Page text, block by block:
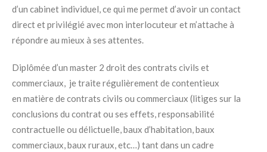
d’un cabinet individuel, ce qui me permet d’avoir un contact
direct et privilégié avec mon interlocuteur et m’attache à
répondre au mieux à ses attentes.
Diplômée d’un master 2 droit des contrats civils et
commerciaux, je traite régulièrement de contentieux
en matière de contrats civils ou commerciaux (litiges sur la
conclusions du contrat ou ses effets, responsabilité
contractuelle ou délictuelle, baux d’habitation, baux
commerciaux, baux ruraux, etc…) tant dans un cadre